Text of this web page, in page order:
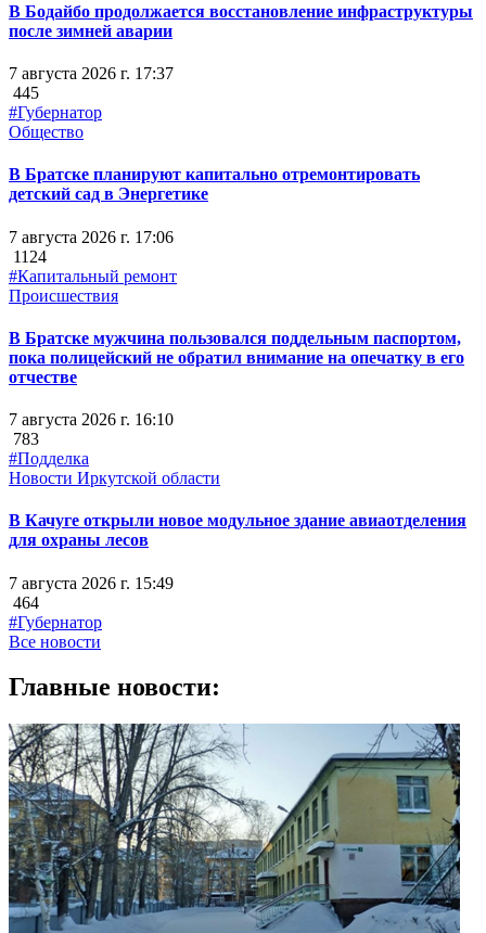
В Бодайбо продолжается восстановление инфраструктуры
после зимней аварии
7 августа 2026 г. 17:37
445
#Губернатор
Общество
В Братске планируют капитально отремонтировать
детский сад в Энергетике
7 августа 2026 г. 17:06
1124
#Капитальный ремонт
Происшествия
В Братске мужчина пользовался поддельным паспортом,
пока полицейский не обратил внимание на опечатку в его
отчестве
7 августа 2026 г. 16:10
783
#Подделка
Новости Иркутской области
В Качуге открыли новое модульное здание авиаотделения
для охраны лесов
7 августа 2026 г. 15:49
464
#Губернатор
Все новости
Главные новости: